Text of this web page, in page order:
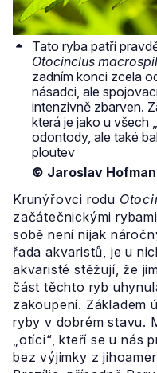
Tato ryba patří
Otocinclus
zadním konci zcela
násadci, ale
intenzivně zbarven.
která je jako u všech
odontody, ale také
ploutev
© Jaroslav
Krunýřovci rodu
začátečnickými
sobě není nijak
řada akvaristů, je u
akvaristé stěžují, že
část těchto ryb
zakoupení. Základem
ryby v dobrém stavu.
„otíci“, kteří se u nás
bez výjimky z